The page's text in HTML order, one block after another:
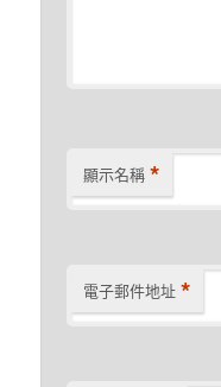
顯示名稱 *
電子郵件地址 *